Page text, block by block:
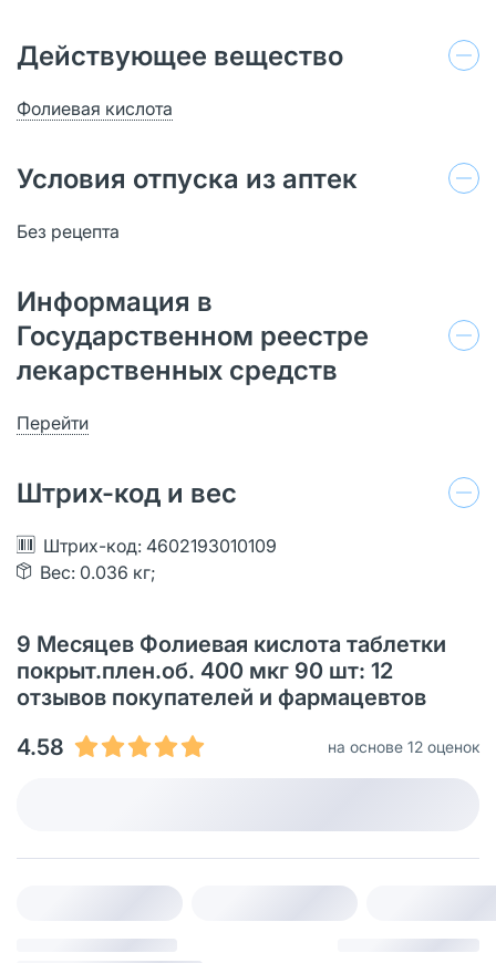
Действующее вещество
Фолиевая кислота
Условия отпуска из аптек
Без рецепта
Информация в
Государственном реестре
лекарственных средств
Перейти
Штрих-код и вес
Штрих-код: 4602193010109
Вес: 0.036 кг;
9 Месяцев Фолиевая кислота таблетки
покрыт.плен.об. 400 мкг 90 шт: 12
отзывов покупателей и фармацевтов
4.58
на основе 12 оценок